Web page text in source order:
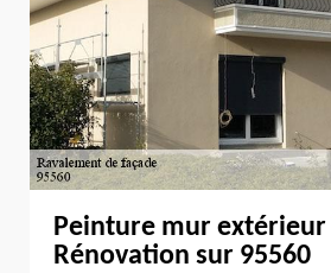
Peinture mur extérieur
Rénovation sur 95560